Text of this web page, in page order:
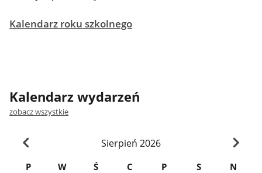
Kalendarz roku szkolnego
Kalendarz wydarzeń
zobacz wszystkie
Sierpień 2026
P W Ś C P S N